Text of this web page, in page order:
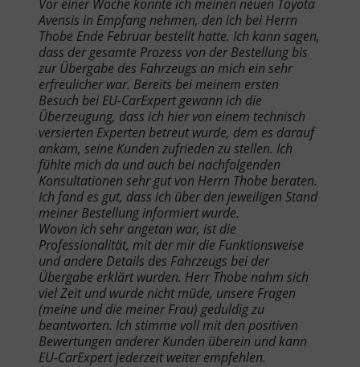
Vor einer Woche konnte ich meinen neuen Toyota
Avensis in Empfang nehmen, den ich bei Herrn
Thobe Ende Februar bestellt hatte. Ich kann sagen,
dass der gesamte Prozess von der Bestellung bis
zur Übergabe des Fahrzeugs an mich ein sehr
erfreulicher war. Bereits bei meinem ersten
Besuch bei EU-CarExpert gewann ich die
Überzeugung, dass ich hier von einem technisch
versierten Experten betreut wurde, dem es darauf
ankam, seine Kunden zufrieden zu stellen. Ich
fühlte mich da und auch bei nachfolgenden
Konsultationen sehr gut von Herrn Thobe beraten.
Ich fand es gut, dass ich über den jeweiligen Stand
meiner Bestellung informiert wurde.
Wovon ich sehr angetan war, ist die
Professionalität, mit der mir die Funktionsweise
und andere Details des Fahrzeugs bei der
Übergabe erklärt wurden. Herr Thobe nahm sich
viel Zeit und wurde nicht müde, unsere Fragen
(meine und die meiner Frau) geduldig zu
beantworten. Ich stimme voll mit den positiven
Bewertungen anderer Kunden überein und kann
EU-CarExpert jederzeit weiter empfehlen.